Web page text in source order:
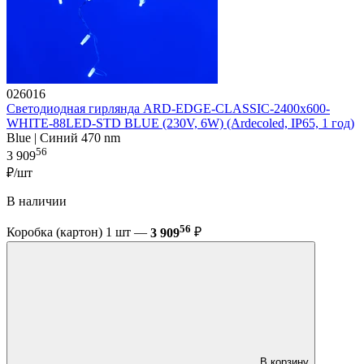
026016
Светодиодная гирлянда ARD-EDGE-CLASSIC-2400x600-
WHITE-88LED-STD BLUE (230V, 6W) (Ardecoled, IP65, 1 год)
Blue | Синий 470 nm
3 90956
₽/шт
В наличии
Коробка (картон) 1 шт — 3 90956 ₽